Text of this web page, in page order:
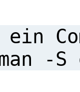
-